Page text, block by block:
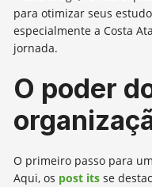
para otimizar seus
especialmente a Costa
jornada.
O poder
O primeiro passo para
Aqui, os post its se